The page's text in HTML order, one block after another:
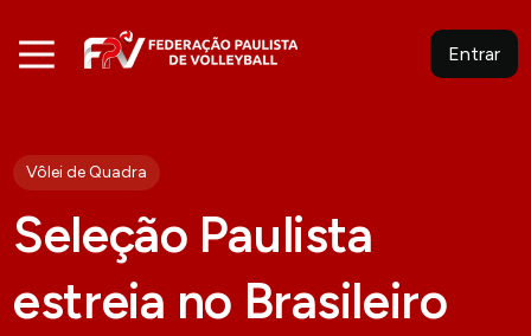
Entrar
Vôlei de Quadra
Seleção Paulista
estreia no Brasileiro